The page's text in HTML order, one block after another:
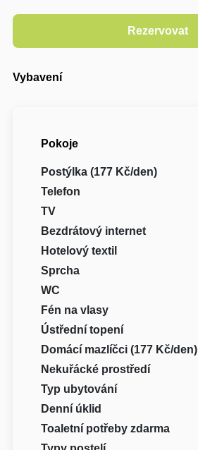
Vybavení
Pokoje
Postýlka (177 Kč/den)
Telefon
TV
Bezdrátový internet
Hotelový textil
Sprcha
WC
Fén na vlasy
Ústřední topení
Domácí mazlíčci (177 Kč/den)
Nekuřácké prostředí
Typ ubytování
Denní úklid
Toaletní potřeby zdarma